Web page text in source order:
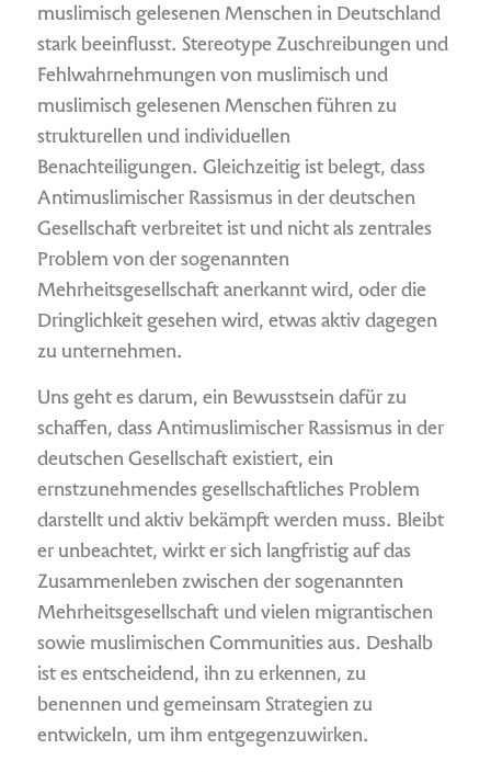
muslimisch gelesenen Menschen in Deutschland
stark beeinflusst. Stereotype Zuschreibungen und
Fehlwahrnehmungen von muslimisch und
muslimisch gelesenen Menschen führen zu
strukturellen und individuellen
Benachteiligungen. Gleichzeitig ist belegt, dass
Antimuslimischer Rassismus in der deutschen
Gesellschaft verbreitet ist und nicht als zentrales
Problem von der sogenannten
Mehrheitsgesellschaft anerkannt wird, oder die
Dringlichkeit gesehen wird, etwas aktiv dagegen
zu unternehmen.
Uns geht es darum, ein Bewusstsein dafür zu
schaffen, dass Antimuslimischer Rassismus in der
deutschen Gesellschaft existiert, ein
ernstzunehmendes gesellschaftliches Problem
darstellt und aktiv bekämpft werden muss. Bleibt
er unbeachtet, wirkt er sich langfristig auf das
Zusammenleben zwischen der sogenannten
Mehrheitsgesellschaft und vielen migrantischen
sowie muslimischen Communities aus. Deshalb
ist es entscheidend, ihn zu erkennen, zu
benennen und gemeinsam Strategien zu
entwickeln, um ihm entgegenzuwirken.